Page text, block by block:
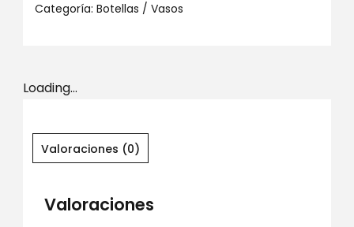
Categoría: Botellas / Vasos
Loading...
Valoraciones (0)
Valoraciones